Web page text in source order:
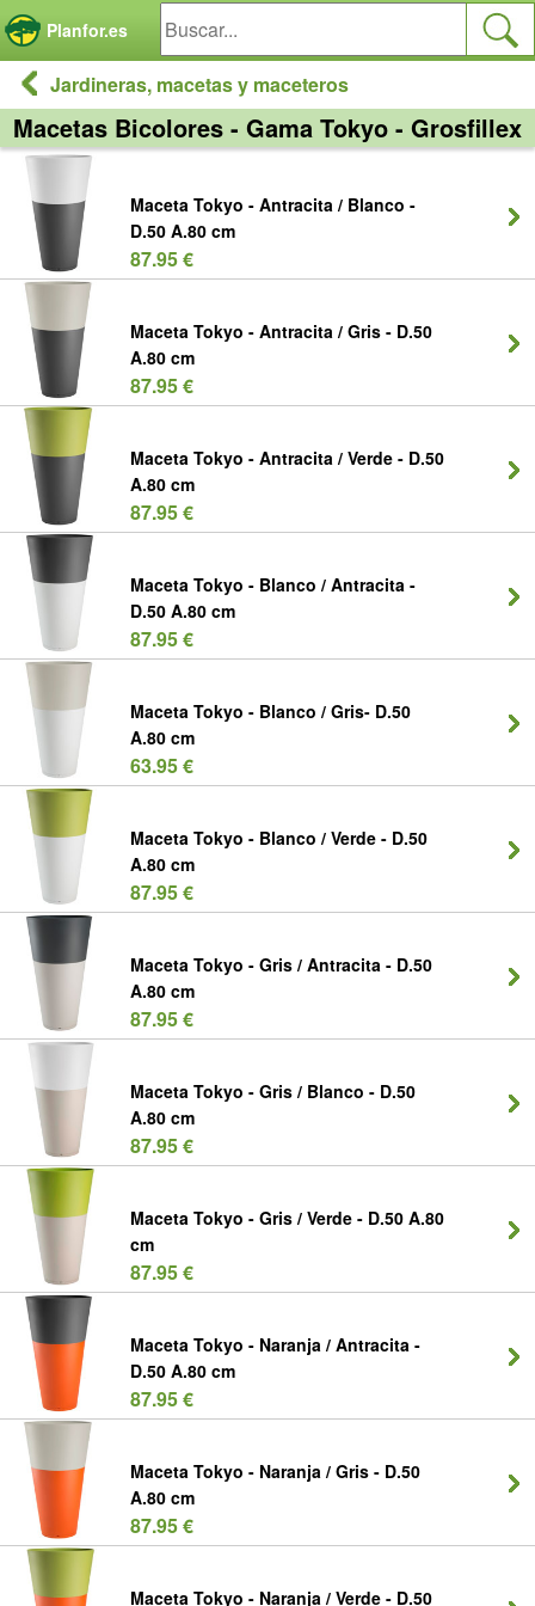
Planfor.es
Jardineras, macetas y maceteros
Macetas Bicolores - Gama Tokyo - Grosfillex
Maceta Tokyo - Antracita / Blanco -
D.50 A.80 cm
87.95 €
Maceta Tokyo - Antracita / Gris - D.50
A.80 cm
87.95 €
Maceta Tokyo - Antracita / Verde - D.50
A.80 cm
87.95 €
Maceta Tokyo - Blanco / Antracita -
D.50 A.80 cm
87.95 €
Maceta Tokyo - Blanco / Gris- D.50
A.80 cm
63.95 €
Maceta Tokyo - Blanco / Verde - D.50
A.80 cm
87.95 €
Maceta Tokyo - Gris / Antracita - D.50
A.80 cm
87.95 €
Maceta Tokyo - Gris / Blanco - D.50
A.80 cm
87.95 €
Maceta Tokyo - Gris / Verde - D.50 A.80
cm
87.95 €
Maceta Tokyo - Naranja / Antracita -
D.50 A.80 cm
87.95 €
Maceta Tokyo - Naranja / Gris - D.50
A.80 cm
87.95 €
Maceta Tokyo - Naranja / Verde - D.50
Panel de gestión de cookies